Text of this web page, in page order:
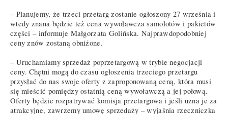
– Planujemy, że trzeci przetarg zostanie ogłoszony 27 września i
wtedy znana będzie też cena wywoławcza samolotów i pakietów
części – informuje Małgorzata Golińska. Najprawdopodobniej
ceny znów zostaną obniżone.
– Uruchamiamy sprzedaż poprzetargową w trybie negocjacji
ceny. Chętni mogą do czasu ogłoszenia trzeciego przetargu
przysłać do nas swoje oferty z zaproponowaną ceną, która musi
się mieścić pomiędzy ostatnią ceną wywoławczą a jej połową.
Oferty będzie rozpatrywać komisja przetargowa i jeśli uzna je za
atrakcyjne, zawrzemy umowę sprzedaży – wyjaśnia rzeczniczka